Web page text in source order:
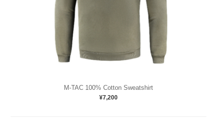
M-TAC 100% Cotton Sweatshirt
¥7,200